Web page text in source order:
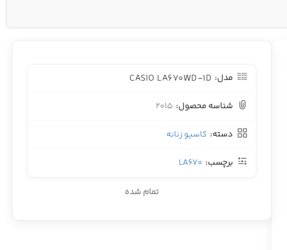
مدل: CASIO LA670WD-1D
شناسه محصول: 2015
دسته: کاسیو زنانه
برچسب: LA670
تمام شده